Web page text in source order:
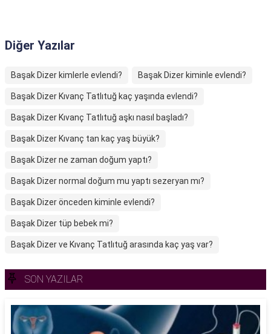
Diğer Yazılar
Başak Dizer kimlerle evlendi? Başak Dizer kiminle evlendi?
Başak Dizer Kıvanç Tatlıtuğ kaç yaşında evlendi?
Başak Dizer Kıvanç Tatlıtuğ aşkı nasıl başladı?
Başak Dizer Kıvanç tan kaç yaş büyük?
Başak Dizer ne zaman doğum yaptı?
Başak Dizer normal doğum mu yaptı sezeryan mı?
Başak Dizer önceden kiminle evlendi?
Başak Dizer tüp bebek mi?
Başak Dizer ve Kıvanç Tatlıtuğ arasında kaç yaş var?
SON YAZILAR